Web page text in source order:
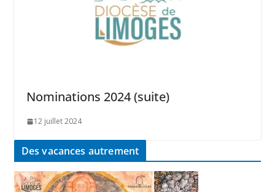
Nominations 2024 (suite)
12 juillet 2024
Des vacances autrement